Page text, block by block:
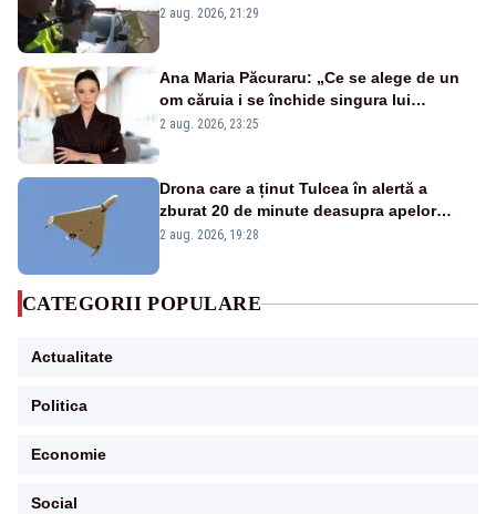
Ce spune legea
2 aug. 2026, 21:29
Ana Maria Păcuraru: „Ce se alege de un
om căruia i se închide singura lui
portiță?”
2 aug. 2026, 23:25
Drona care a ținut Tulcea în alertă a
zburat 20 de minute deasupra apelor
României. Au fost ridicate două F-16
2 aug. 2026, 19:28
CATEGORII POPULARE
Actualitate
Politica
Economie
Social